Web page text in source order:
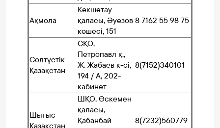
Ақмола
Көкшетау
қаласы, Әуезов
көшесі, 151
8 7162 55 98 75
Солтүстік
Қазақстан
СҚО,
Петропавл қ.,
Ж. Жабаев к-сі,
194 / А, 202-
кабинет
8(7152)340101
Шығыс
Қазақстан
ШҚО, Өскемен
қаласы,
Қабанбай
8(7232)560779